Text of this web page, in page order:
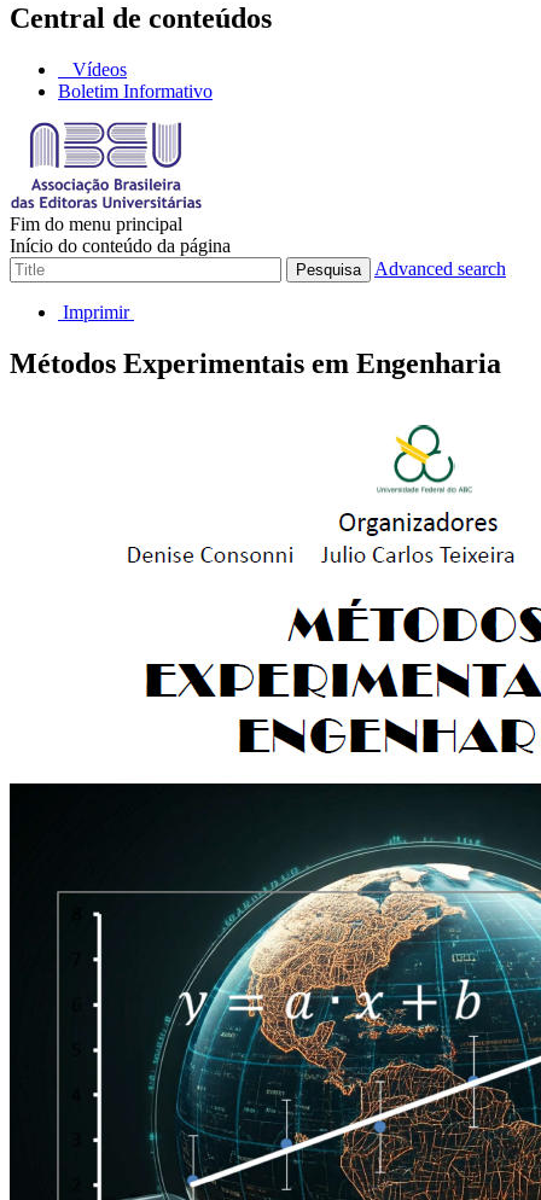
Central de conteúdos
Vídeos
Boletim Informativo
Fim do menu principal
Início do conteúdo da página
Pesquisa Advanced search
Imprimir
Métodos Experimentais em Engenharia